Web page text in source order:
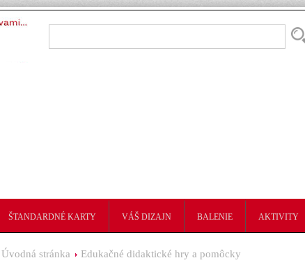
ŠTANDARDNÉ KARTY VÁŠ DIZAJN BALENIE AKTIVITY
Úvodná stránka Edukačné didaktické hry a pomôcky